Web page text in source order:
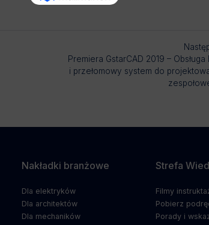
Premiera GstarCAD 2019 – Obsługa
i przełomowy system do
Nakładki branżowe
Dla elektryków
Dla architektów
Dla mechaników
Strefa
Filmy
Pobierz
Porady i